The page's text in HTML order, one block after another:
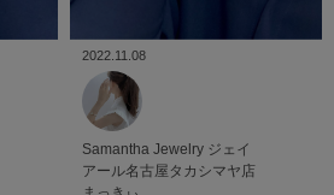
2022.11.08
Samantha Jewelry ジェイ
アール名古屋タカシマヤ店